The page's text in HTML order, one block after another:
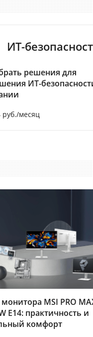
ИТ-
решения для
ИТ-
руб./месяц
MSI PRO
E14: практичность и
комфорт